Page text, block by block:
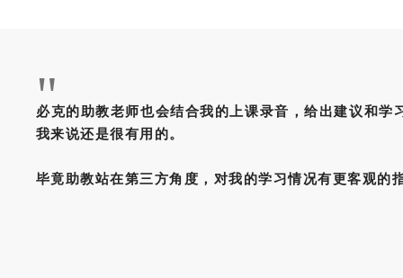
"
必克的助教老师也会结合我的上课录音，给出建议和学
我来说还是很有用的。
毕竟助教站在第三方角度，对我的学习情况有更客观的